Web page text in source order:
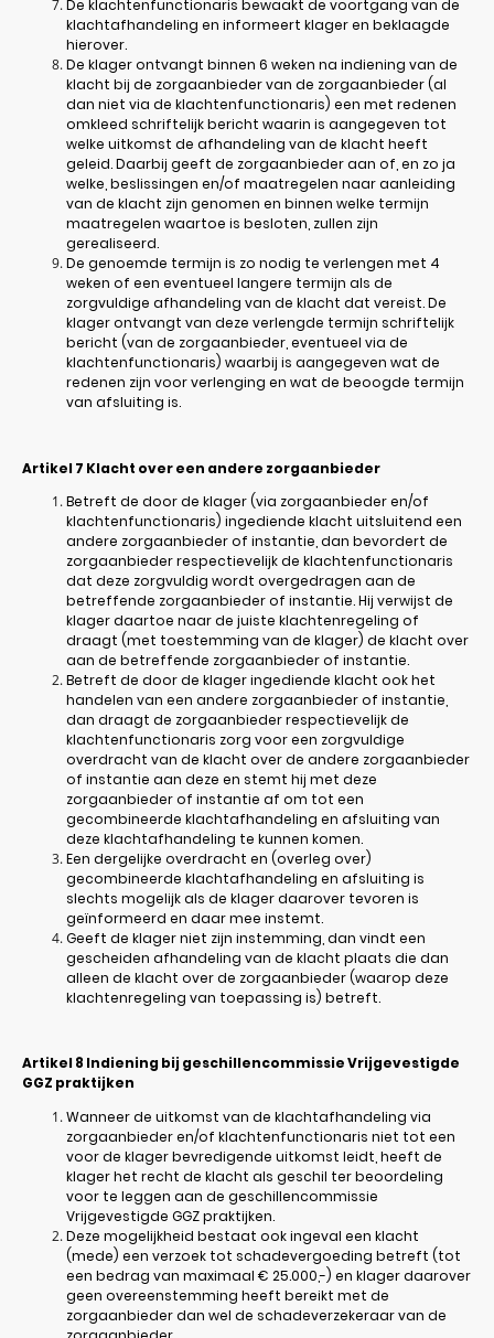
De klachtenfunctionaris bewaakt de voortgang van de
klachtafhandeling en informeert klager en beklaagde
hierover.
De klager ontvangt binnen 6 weken na indiening van de
klacht bij de zorgaanbieder van de zorgaanbieder (al
dan niet via de klachtenfunctionaris) een met redenen
omkleed schriftelijk bericht waarin is aangegeven tot
welke uitkomst de afhandeling van de klacht heeft
geleid. Daarbij geeft de zorgaanbieder aan of, en zo ja
welke, beslissingen en/of maatregelen naar aanleiding
van de klacht zijn genomen en binnen welke termijn
maatregelen waartoe is besloten, zullen zijn
gerealiseerd.
De genoemde termijn is zo nodig te verlengen met 4
weken of een eventueel langere termijn als de
zorgvuldige afhandeling van de klacht dat vereist. De
klager ontvangt van deze verlengde termijn schriftelijk
bericht (van de zorgaanbieder, eventueel via de
klachtenfunctionaris) waarbij is aangegeven wat de
redenen zijn voor verlenging en wat de beoogde termijn
van afsluiting is.
Artikel 7 Klacht over een andere zorgaanbieder
Betreft de door de klager (via zorgaanbieder en/of
klachtenfunctionaris) ingediende klacht uitsluitend een
andere zorgaanbieder of instantie, dan bevordert de
zorgaanbieder respectievelijk de klachtenfunctionaris
dat deze zorgvuldig wordt overgedragen aan de
betreffende zorgaanbieder of instantie. Hij verwijst de
klager daartoe naar de juiste klachtenregeling of
draagt (met toestemming van de klager) de klacht over
aan de betreffende zorgaanbieder of instantie.
Betreft de door de klager ingediende klacht ook het
handelen van een andere zorgaanbieder of instantie,
dan draagt de zorgaanbieder respectievelijk de
klachtenfunctionaris zorg voor een zorgvuldige
overdracht van de klacht over de andere zorgaanbieder
of instantie aan deze en stemt hij met deze
zorgaanbieder of instantie af om tot een
gecombineerde klachtafhandeling en afsluiting van
deze klachtafhandeling te kunnen komen.
Een dergelijke overdracht en (overleg over)
gecombineerde klachtafhandeling en afsluiting is
slechts mogelijk als de klager daarover tevoren is
geïnformeerd en daar mee instemt.
Geeft de klager niet zijn instemming, dan vindt een
gescheiden afhandeling van de klacht plaats die dan
alleen de klacht over de zorgaanbieder (waarop deze
klachtenregeling van toepassing is) betreft.
Artikel 8 Indiening bij geschillencommissie Vrijgevestigde
GGZ praktijken
Wanneer de uitkomst van de klachtafhandeling via
zorgaanbieder en/of klachtenfunctionaris niet tot een
voor de klager bevredigende uitkomst leidt, heeft de
klager het recht de klacht als geschil ter beoordeling
voor te leggen aan de geschillencommissie
Vrijgevestigde GGZ praktijken.
Deze mogelijkheid bestaat ook ingeval een klacht
(mede) een verzoek tot schadevergoeding betreft (tot
een bedrag van maximaal € 25.000,-) en klager daarover
geen overeenstemming heeft bereikt met de
zorgaanbieder dan wel de schadeverzekeraar van de